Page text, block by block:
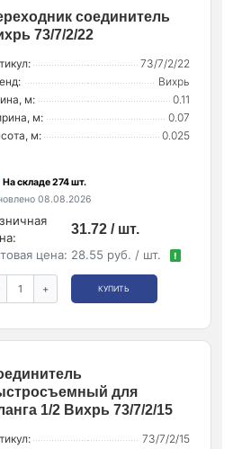
соединитель
73/7/2/22
73/7/2/22
Вихрь
м:
0.11
м:
0.07
м:
0.025
На складе 274 шт.
08.08.2026
31.72 / шт.
цена: 28.55 руб. / шт. !
+ КУПИТЬ
для
1/2 Вихрь 73/7/2/15
73/7/2/15